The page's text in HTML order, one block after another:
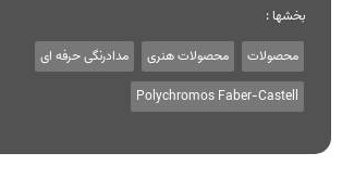
بخشها :
محصولات محصولات هنری مدادرنگی حرفه ای
Polychromos Faber-Castell